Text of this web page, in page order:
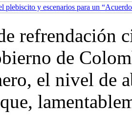
refrendación
de
el nivel de